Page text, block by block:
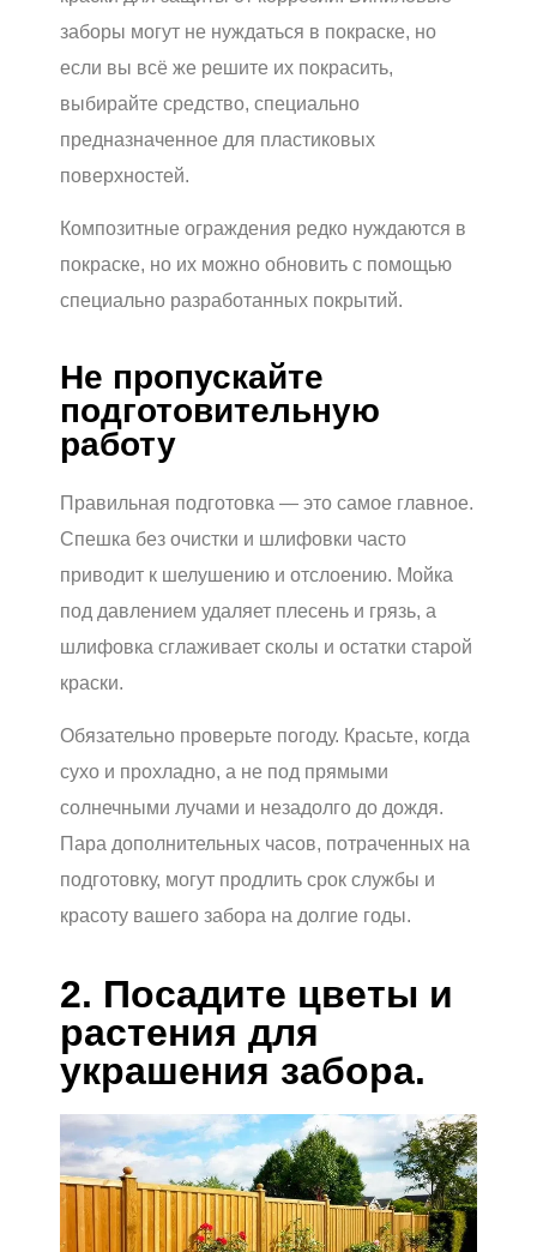
заборы могут не нуждаться в покраске, но
если вы всё же решите их покрасить,
выбирайте средство, специально
предназначенное для пластиковых
поверхностей.
Композитные ограждения редко нуждаются в
покраске, но их можно обновить с помощью
специально разработанных покрытий.
Не пропускайте
подготовительную
работу
Правильная подготовка — это самое главное.
Спешка без очистки и шлифовки часто
приводит к шелушению и отслоению. Мойка
под давлением удаляет плесень и грязь, а
шлифовка сглаживает сколы и остатки старой
краски.
Обязательно проверьте погоду. Красьте, когда
сухо и прохладно, а не под прямыми
солнечными лучами и незадолго до дождя.
Пара дополнительных часов, потраченных на
подготовку, могут продлить срок службы и
красоту вашего забора на долгие годы.
2. Посадите цветы и
растения для
украшения забора.